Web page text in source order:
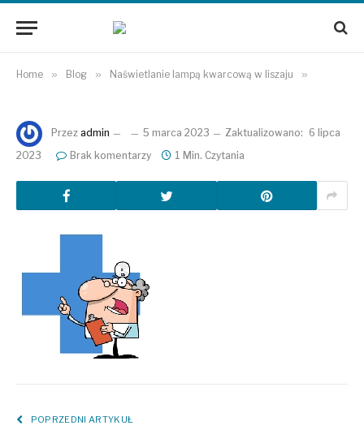
Home » Blog » Naświetlanie lampą kwarcową w liszaju »
Przez admin 5 marca 2023 Zaktualizowano: 6 lipca
2023
Brak komentarzy 1 Min. Czytania
POPRZEDNI ARTYKUŁ